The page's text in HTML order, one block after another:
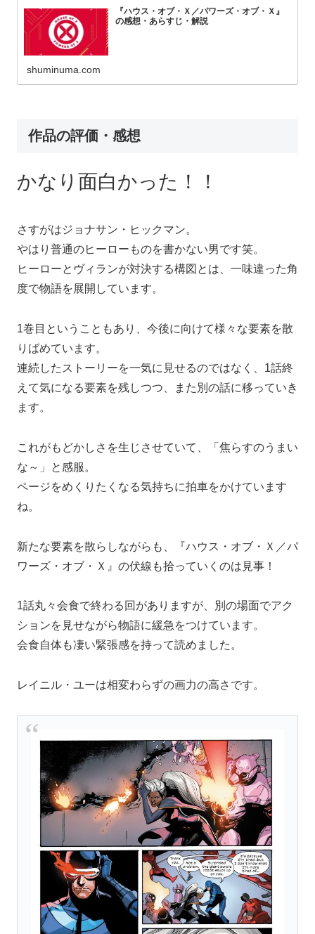
『ハウス・オブ・Ｘ／パワーズ・オブ・Ｘ』
の感想・あらすじ・解説
shuminuma.com
作品の評価・感想
かなり面白かった！！
さすがはジョナサン・ヒックマン。
やはり普通のヒーローものを書かない男です笑。
ヒーローとヴィランが対決する構図とは、一味違った角
度で物語を展開しています。
1巻目ということもあり、今後に向けて様々な要素を散
りばめています。
連続したストーリーを一気に見せるのではなく、1話終
えて気になる要素を残しつつ、また別の話に移っていき
ます。
これがもどかしさを生じさせていて、「焦らすのうまい
な～」と感服。
ページをめくりたくなる気持ちに拍車をかけています
ね。
新たな要素を散らしながらも、『ハウス・オブ・Ｘ／パ
ワーズ・オブ・Ｘ』の伏線も拾っていくのは見事！
1話丸々会食で終わる回がありますが、別の場面でアク
ションを見せながら物語に緩急をつけています。
会食自体も凄い緊張感を持って読めました。
レイニル・ユーは相変わらずの画力の高さです。